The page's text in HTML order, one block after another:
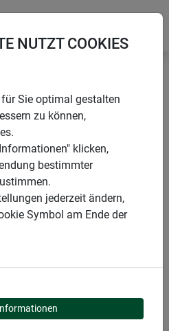
Maulwürfe
NUTZT COOKIES
Sie optimal gestalten
zu können,
klicken,
bestimmter
jederzeit ändern,
Symbol am Ende der